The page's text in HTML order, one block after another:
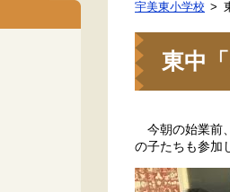
宇美東小学校
東中
今朝の始業前
の子たちも参加